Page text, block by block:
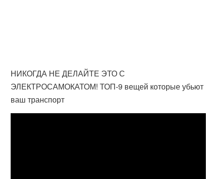
НИКОГДА НЕ ДЕЛАЙТЕ ЭТО С
ЭЛЕКТРОСАМОКАТОМ! ТОП-9 вещей которые убьют
ваш транспорт